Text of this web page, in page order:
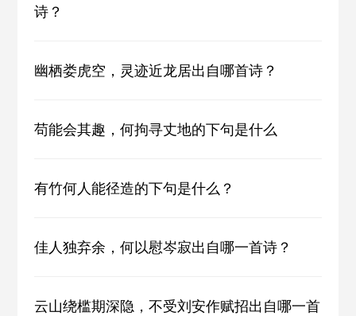
诗？
幽栖娄虎空，灵迹近龙居出自哪首诗？
苟能会其趣，何拘寻丈地的下句是什么
有竹何人能径造的下句是什么？
佳人独弃余，何以慰岑寂出自哪一首诗？
云山绕槛期深隐，不受刘安作赋招出自哪一首